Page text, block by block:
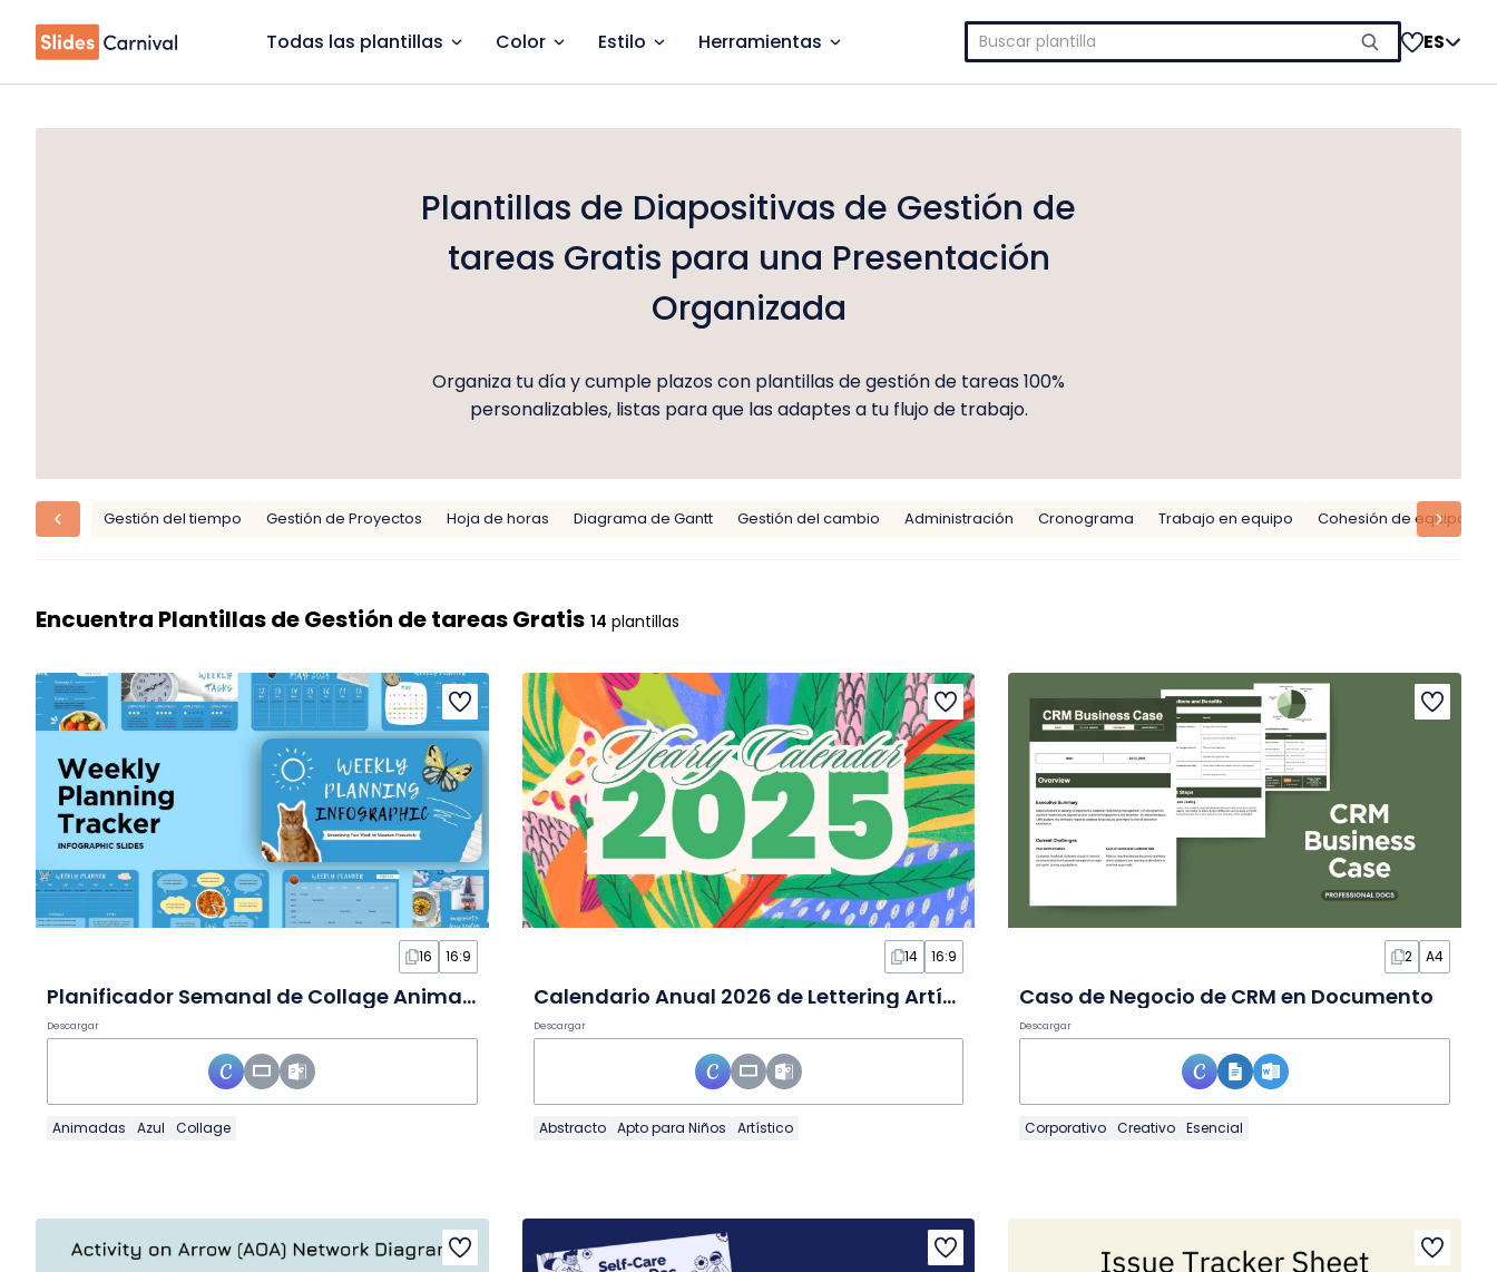
Todas las plantillas Color Estilo Herramientas Buscar: ES
Plantillas de Diapositivas de Gestión de
tareas Gratis para una Presentación
Organizada
Organiza tu día y cumple plazos con plantillas de gestión de tareas 100%
personalizables, listas para que las adaptes a tu flujo de trabajo.
Gestión del tiempo Gestión de Proyectos Hoja de horas Diagrama de Gantt Gestión del cambio Administración Cronograma Trabajo en equipo Cohesión de equipo
Encuentra Plantillas de Gestión de tareas Gratis 14 plantillas
16 16:9
Planificador Semanal de Collage Animado en Infografía
Descargar
Animadas Azul Collage
14 16:9
Calendario Anual 2026 de Lettering Artístico en Diapositivas
Descargar
Abstracto Apto para Niños Artístico
2 A4
Caso de Negocio de CRM en Documento
Descargar
Corporativo Creativo Esencial